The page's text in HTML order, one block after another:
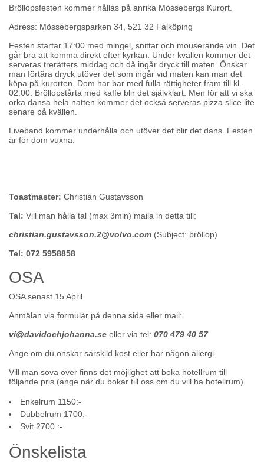
Bröllopsfesten kommer hållas på anrika Mössebergs Kurort.
Adress: Mössebergsparken 34, 521 32 Falköping
Festen startar 17:00 med mingel, snittar och mouserande vin. Det
går bra att komma direkt efter kyrkan. Under kvällen kommer det
serveras trerätters middag och då ingår dryck till maten. Önskar
man förtära dryck utöver det som ingår vid maten kan man det
köpa på kurorten. Dom har bar med fulla rättigheter fram till kl.
02:00. Bröllopstårta med kaffe blir det självklart. Men för att vi ska
orka dansa hela natten kommer det också serveras pizza slice lite
senare på kvällen.
Liveband kommer underhålla och utöver det blir det dans. Festen
är för dom vuxna.
Toastmaster: Christian Gustavsson
Tal: Vill man hålla tal (max 3min) maila in detta till:
christian.gustavsson.2@volvo.com (Subject: bröllop)
Tel: 072 5958858
OSA
OSA senast 15 April
Anmälan via formulär på denna sida eller mail:
vi@davidochjohanna.se eller via tel: 070 479 40 57
Ange om du önskar särskild kost eller har någon allergi.
Vill man sova över finns det möjlighet att boka hotellrum till
följande pris (ange när du bokar till oss om du vill ha hotellrum).
Enkelrum 1150:-
Dubbelrum 1700:-
Svit 2700 :-
Önskelista